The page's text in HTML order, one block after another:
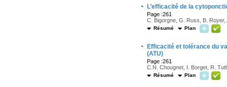
· L’efficacité de la
Page :261
C. Bigorgne, G. Russ, B.
Résumé Plan
·
Efficacité et tolérance du
(ATU)
Page :261
C.N. Chougnet, I. Borget, R.
Résumé Plan